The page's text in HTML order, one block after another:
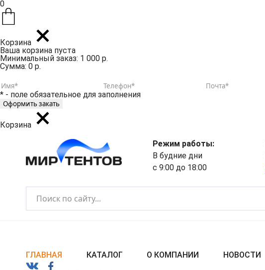
0
Корзина
Ваша корзина пуста
Минимальный заказ: 1 000 р.
Сумма: 0 р.
* - поле обязательное для заполнения
Корзина
Режим работы:
В будние дни
с 9:00 до 18:00
ГЛАВНАЯ КАТАЛОГ О КОМПАНИИ НОВОСТИ